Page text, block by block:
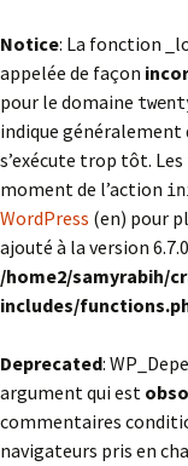
Notice: La fonction
appelée de façon
pour le domaine
indique généralement
s’exécute trop tôt.
moment de l’action
WordPress (en) pour
ajouté à la version
/home2/samyrabih/
includes/
Deprecated:
argument qui est
commentaires
navigateurs pris en